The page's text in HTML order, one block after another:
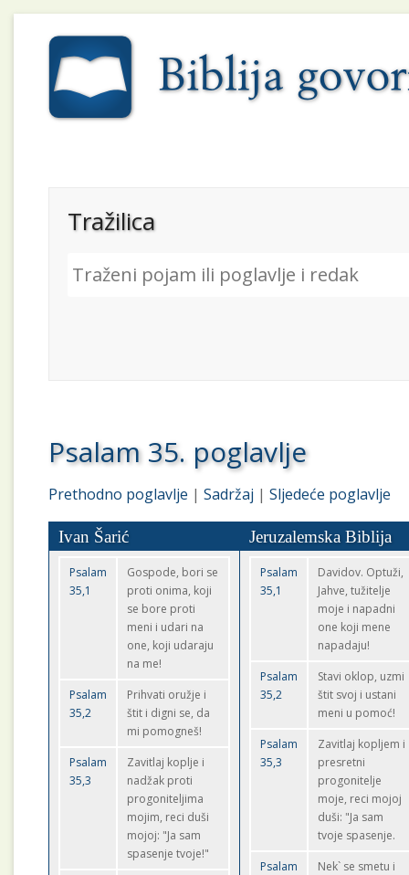
Tražilica
Psalam 35. poglavlje
Prethodno poglavlje |Sadržaj |Sljedeće poglavlje
Ivan Šarić Jeruzalemska Biblija
Psalam
35,1
Gospode, bori se
proti onima, koji
se bore proti
meni i udari na
one, koji udaraju
na me!
Psalam
35,2
Prihvati oružje i
štit i digni se, da
mi pomogneš!
Psalam
35,3
Zavitlaj koplje i
nadžak proti
progoniteljima
mojim, reci duši
mojoj: "Ja sam
spasenje tvoje!"
Psalam
35,1
Davidov. Optuži,
Jahve, tužitelje
moje i napadni
one koji mene
napadaju!
Psalam
35,2
Stavi oklop, uzmi
štit svoj i ustani
meni u pomoć!
Psalam
35,3
Zavitlaj kopljem i
presretni
progonitelje
moje, reci mojoj
duši: "Ja sam
tvoje spasenje.
Psalam
Nek` se smetu i